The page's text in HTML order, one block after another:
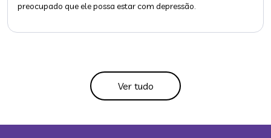
preocupado que ele possa estar com depressão.
Ver tudo